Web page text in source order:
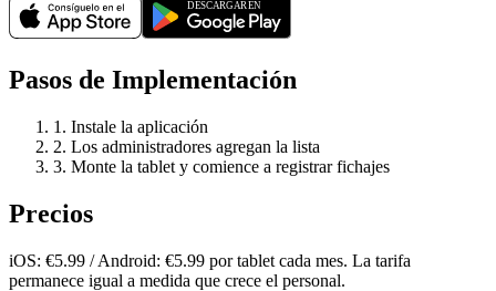
Pasos de Implementación
1. Instale la aplicación
2. Los administradores agregan la lista
3. Monte la tablet y comience a registrar fichajes
Precios
iOS: €5.99 / Android: €5.99 por tablet cada mes. La tarifa
permanece igual a medida que crece el personal.